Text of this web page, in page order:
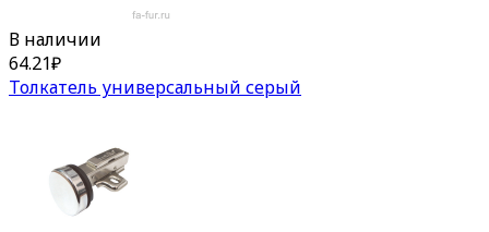
В наличии
64.21₽
Толкатель универсальный серый